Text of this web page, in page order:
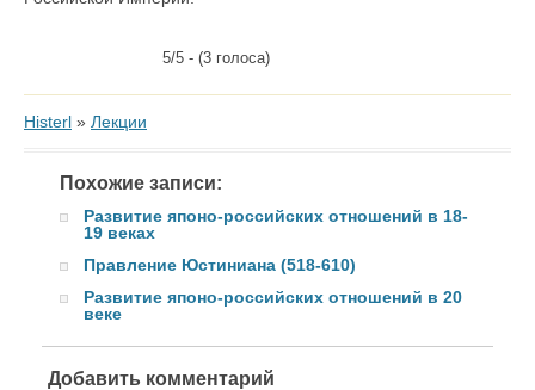
5/5 - (3 голоса)
Histerl » Лекции
Похожие записи:
Развитие японо-российских отношений в 18-
19 веках
Правление Юстиниана (518-610)
Развитие японо-российских отношений в 20
веке
Добавить комментарий